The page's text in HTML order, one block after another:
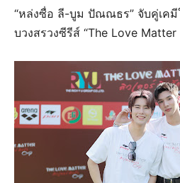
“หล่งซื่อ ลี-บูม ปัณณธร” จับคู่เค
บวงสรวงซีรีส์ “The Love Matter